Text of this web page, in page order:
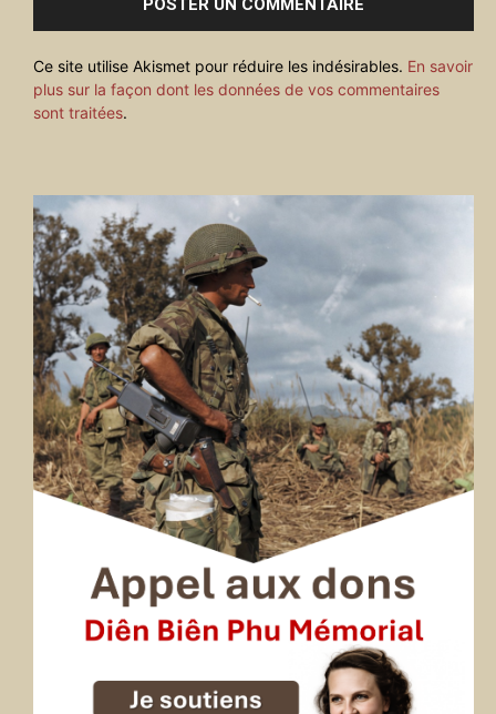
Ce site utilise Akismet pour réduire les indésirables. En savoir
plus sur la façon dont les données de vos commentaires
sont traitées.